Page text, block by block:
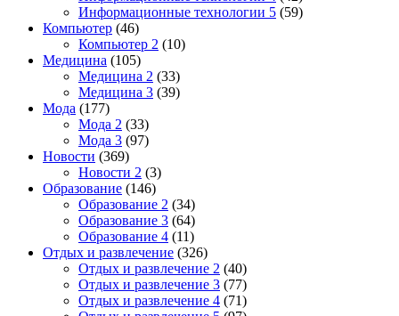
Информационные технологии 5 (59)
Компьютер (46)
Компьютер 2 (10)
Медицина (105)
Медицина 2 (33)
Медицина 3 (39)
Мода (177)
Мода 2 (33)
Мода 3 (97)
Новости (369)
Новости 2 (3)
Образование (146)
Образование 2 (34)
Образование 3 (64)
Образование 4 (11)
Отдых и развлечение (326)
Отдых и развлечение 2 (40)
Отдых и развлечение 3 (77)
Отдых и развлечение 4 (71)